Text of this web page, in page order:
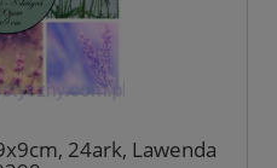
24ark, Lawenda